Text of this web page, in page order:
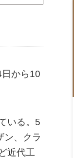
から10
いる。5
ン、クラ
近代工